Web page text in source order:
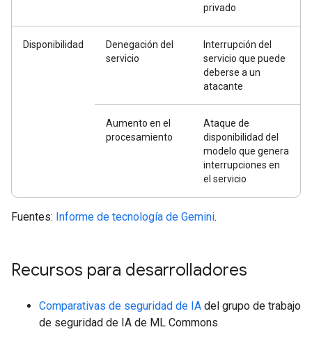
privado
Disponibilidad
Denegación del
servicio
Interrupción del
servicio que puede
deberse a un
atacante
Aumento en el
procesamiento
Ataque de
disponibilidad del
modelo que genera
interrupciones en
el servicio
Fuentes: Informe de tecnología de Gemini.
Recursos para desarrolladores
Comparativas de seguridad de IA del grupo de trabajo
de seguridad de IA de ML Commons